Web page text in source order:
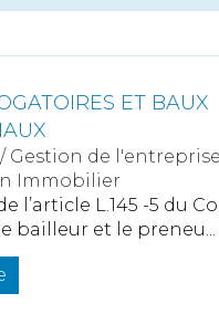
ET BAUX
/ Gestion de l'entreprise
Immobilier
l’article L.145 -5 du
bailleur et le preneu...